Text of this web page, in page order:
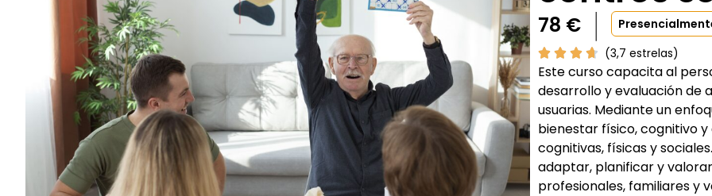
78 €
(3,7 estrelas)
Este curso capacita al
desarrollo y evaluación de
usuarias. Mediante un
bienestar físico, cognitivo
cognitivas, físicas y
adaptar, planificar y
profesionales, familiares y